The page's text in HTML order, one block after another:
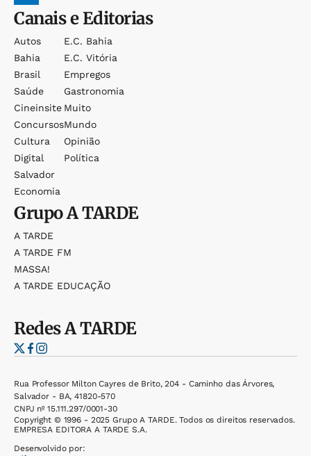
Canais e Editorias
Autos
Bahia
Brasil
Saúde
Cineinsite
Concursos
Cultura
Digital
Salvador
Economia
E.c. Bahia
E.c. Vitória
Empregos
Gastronomia
Muito
Mundo
Opinião
Política
GrupoA TARDE
A TARDE
A TARDE FM
MASSA!
A TARDE EDUCAÇÃO
RedesA TARDE
Rua Professor Milton Cayres de Brito, 204 - Caminho das Árvores,
Salvador - BA, 41820-570
CNPJ nº 15.111.297/0001-30
Copyright © 1996 - 2025 Grupo A TARDE. Todos os direitos reservados.
EMPRESA EDITORA A TARDE S.A.
Desenvolvido por: